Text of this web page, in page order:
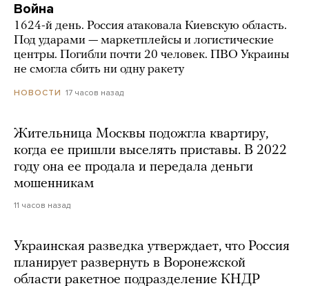
Война
1624-й день. Россия атаковала Киевскую область.
Под ударами — маркетплейсы и логистические
центры. Погибли почти 20 человек. ПВО Украины
не смогла сбить ни одну ракету
НОВОСТИ 17 часов назад
Жительница Москвы подожгла квартиру,
когда ее пришли выселять приставы. В 2022
году она ее продала и передала деньги
мошенникам
11 часов назад
Украинская разведка утверждает, что Россия
планирует развернуть в Воронежской
области ракетное подразделение КНДР